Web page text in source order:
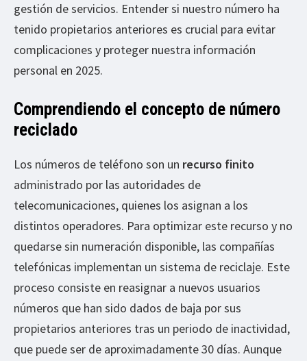
gestión de servicios. Entender si nuestro número ha
tenido propietarios anteriores es crucial para evitar
complicaciones y proteger nuestra información
personal en 2025.
Comprendiendo el concepto de número
reciclado
Los números de teléfono son un recurso finito
administrado por las autoridades de
telecomunicaciones, quienes los asignan a los
distintos operadores. Para optimizar este recurso y no
quedarse sin numeración disponible, las compañías
telefónicas implementan un sistema de reciclaje. Este
proceso consiste en reasignar a nuevos usuarios
números que han sido dados de baja por sus
propietarios anteriores tras un periodo de inactividad,
que puede ser de aproximadamente 30 días. Aunque